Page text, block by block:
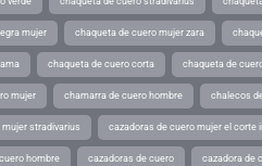
mujer chaqueta de cuero mujer zara
chaqueta de cuero corta chaqueta de
mujer chamarra de cuero hombre chalecos
stradivarius cazadoras de cuero mujer el corte
hombre cazadoras de cuero cazadora de